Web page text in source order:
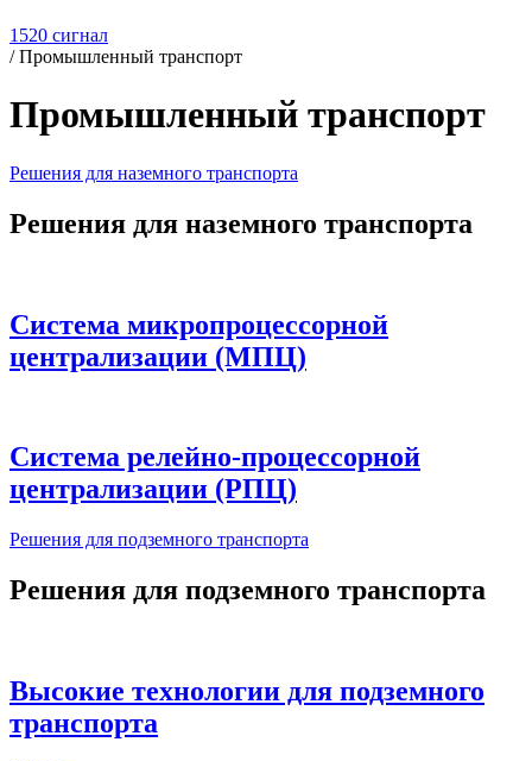
1520 сигнал
/Промышленный транспорт
Промышленный транспорт
Решения для наземного транспорта
Решения для наземного транспорта
Система микропроцессорной
централизации (МПЦ)
Система релейно‑процессорной
централизации (РПЦ)
Решения для подземного транспорта
Решения для подземного транспорта
Высокие технологии для подземного
транспорта